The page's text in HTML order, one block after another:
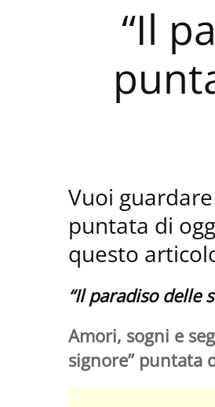
“Il
Vuoi
puntata di
questo
“Il paradiso delle
Amori, sogni e
signore” puntata